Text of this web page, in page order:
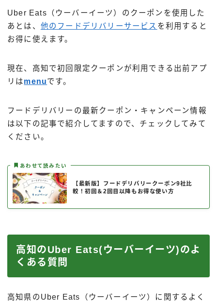
Uber Eats（ウーバーイーツ）のクーポンを使用した
あとは、 他のフードデリバリーサービス を利用すると
お得に使えます。
現在、高知で初回限定クーポンが利用できる出前アプ
リはmenuです。
フードデリバリーの最新クーポン・キャンペーン情報
は以下の記事で紹介してますので、チェックしてみて
ください。
あわせて読みたい
【最新版】フードデリバリークーポン9社比
較！初回＆2回目以降もお得な使い方
高知のUber Eats(ウーバーイーツ)のよ
くある質問
高知県のUber Eats（ウーバーイーツ）に関するよく